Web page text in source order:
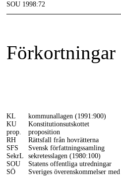
SOU 1998:72
Förkortningar
KL
kommunallagen (1991:900)
KU
Konstitutionsutskottet
prop.
proposition
RH
Rättsfall från hovrätterna
SFS
Svensk författningssamling
SekrL
sekretesslagen (1980:100)
SOU
Statens offentliga utredningar
SÖ
Sveriges överenskommelser